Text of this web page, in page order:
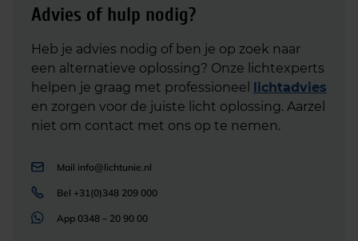
Advies of hulp nodig?
Heb je advies nodig of ben je op zoek naar
een alternatieve oplossing? Onze lichtexperts
helpen je graag met professioneel lichtadvies
en zorgen voor de juiste licht oplossing. Aarzel
niet om contact met ons op te nemen.
Mail info@lichtunie.nl
Bel +31(0)348 209 000
App 0348 – 20 90 00